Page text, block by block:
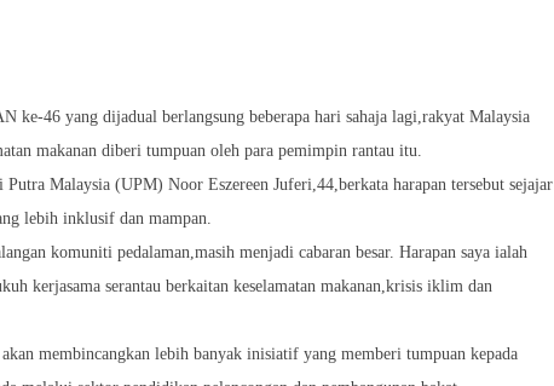
ke-46 yang dijadual berlangsung beberapa hari sahaja lagi,rakyat Malaysia
makanan diberi tumpuan oleh para pemimpin rantau itu.
Malaysia (UPM) Noor Eszereen Juferi,44,berkata harapan tersebut sejajar
lebih inklusif dan mampan.
komuniti pedalaman,masih menjadi cabaran besar. Harapan saya ialah
kerjasama serantau berkaitan keselamatan makanan,krisis iklim dan
membincangkan lebih banyak inisiatif yang memberi tumpuan kepada